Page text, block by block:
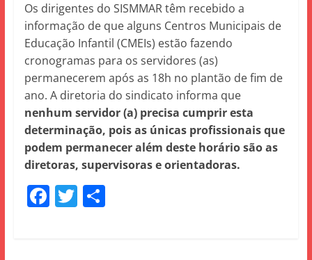
Os dirigentes do SISMMAR têm recebido a
informação de que alguns Centros Municipais de
Educação Infantil (CMEIs) estão fazendo
cronogramas para os servidores (as)
permanecerem após as 18h no plantão de fim de
ano. A diretoria do sindicato informa que
nenhum servidor (a) precisa cumprir esta
determinação, pois as únicas profissionais que
podem permanecer além deste horário são as
diretoras, supervisoras e orientadoras.
F T S